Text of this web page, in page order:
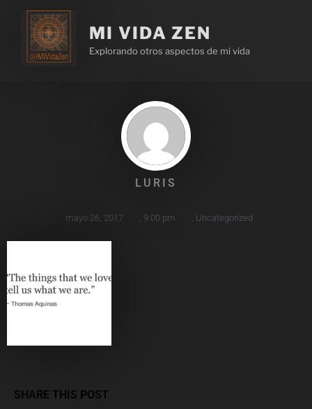
MI VIDA ZEN
Explorando otros aspectos de mi vida
LURIS
mayo 26, 2017 9:00 pm Uncategorized
SHARE THIS POST